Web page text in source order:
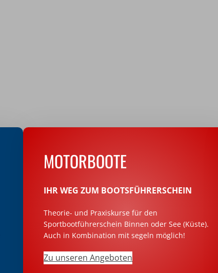
MOTORBOOTE
IHR WEG ZUM BOOTSFÜHRERSCHEIN
Theorie- und Praxiskurse für den
Sportbootführerschein Binnen oder See (Küste).
Auch in Kombination mit segeln möglich!
Zu unseren Angeboten